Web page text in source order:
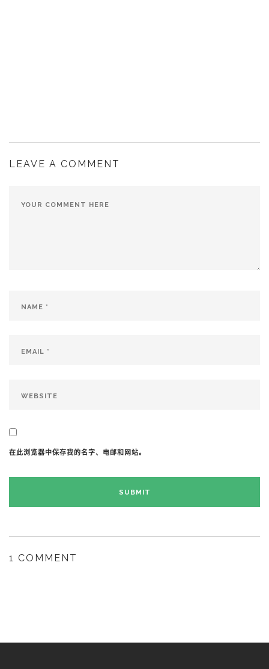
LEAVE A COMMENT
在此浏览器中保存我的名字、电邮和网站。
1 COMMENT